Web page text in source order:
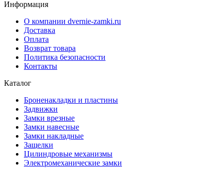
Информация
О компании dvernie-zamki.ru
Доставка
Оплата
Возврат товара
Политика безопасности
Контакты
Каталог
Броненакладки и пластины
Задвижки
Замки врезные
Замки навесные
Замки накладные
Защелки
Цилиндровые механизмы
Электромеханические замки